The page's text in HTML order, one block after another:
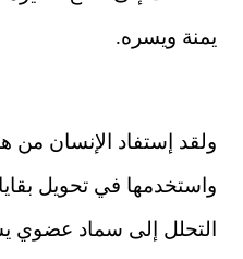
يمنة ويسره.
ولقد إستفاد الإنسان من
واستخدمها في تحويل
التحلل إلى سماد عضوي